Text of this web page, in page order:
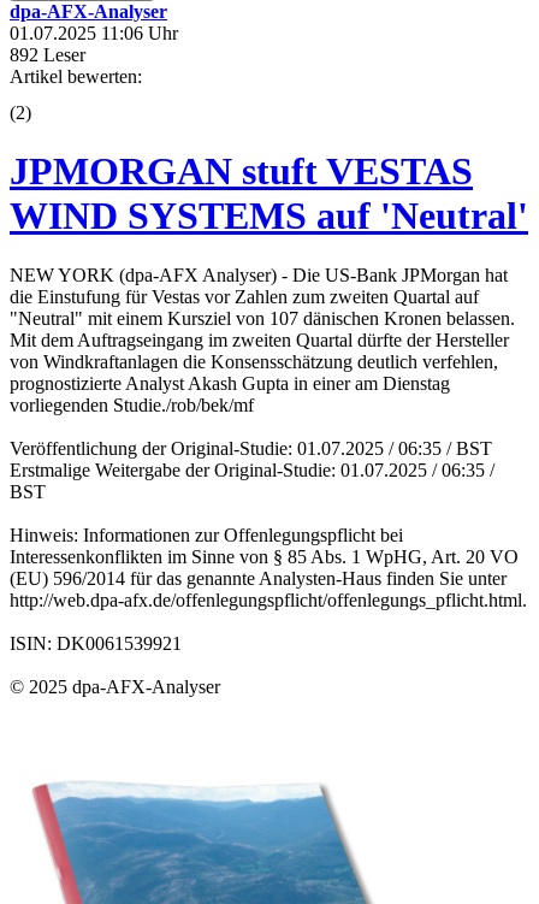
dpa-AFX-Analyser
01.07.2025 11:06 Uhr
892 Leser
Artikel bewerten:
(2)
JPMORGAN stuft VESTAS
WIND SYSTEMS auf 'Neutral'
NEW YORK (dpa-AFX Analyser) - Die US-Bank JPMorgan hat
die Einstufung für Vestas vor Zahlen zum zweiten Quartal auf
"Neutral" mit einem Kursziel von 107 dänischen Kronen belassen.
Mit dem Auftragseingang im zweiten Quartal dürfte der Hersteller
von Windkraftanlagen die Konsensschätzung deutlich verfehlen,
prognostizierte Analyst Akash Gupta in einer am Dienstag
vorliegenden Studie./rob/bek/mf
Veröffentlichung der Original-Studie: 01.07.2025 / 06:35 / BST
Erstmalige Weitergabe der Original-Studie: 01.07.2025 / 06:35 /
BST
Hinweis: Informationen zur Offenlegungspflicht bei
Interessenkonflikten im Sinne von § 85 Abs. 1 WpHG, Art. 20 VO
(EU) 596/2014 für das genannte Analysten-Haus finden Sie unter
http://web.dpa-afx.de/offenlegungspflicht/offenlegungs_pflicht.html.
ISIN: DK0061539921
© 2025 dpa-AFX-Analyser